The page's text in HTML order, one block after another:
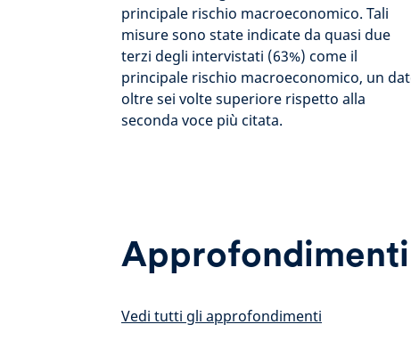
principale rischio macroeconomico. Tali
misure sono state indicate da quasi due
terzi degli intervistati (63%) come il
principale rischio macroeconomico, un
oltre sei volte superiore rispetto alla
seconda voce più citata.
Approfondimenti
Vedi tutti gli approfondimenti